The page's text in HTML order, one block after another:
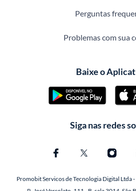
Perguntas
Problemas com sua
Baixe o
Siga nas redes
Promobit Servicos de Tecnologia Digital Ltda